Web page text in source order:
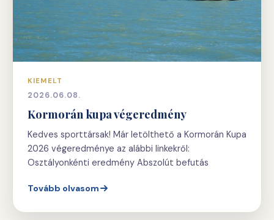
KIEMELT
2026.06.08.
Kormorán kupa végeredmény
Kedves sporttársak! Már letölthető a Kormorán Kupa
2026 végeredménye az alábbi linkekről:
Osztályonkénti eredmény Abszolút befutás
Tovább olvasom